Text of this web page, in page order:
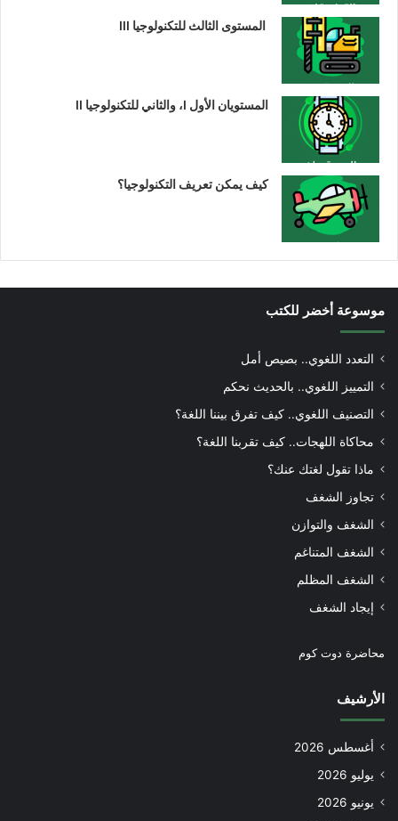
المستوى الثالث للتكنولوجيا III
المستويان الأول I، والثاني للتكنولوجيا II
كيف يمكن تعريف التكنولوجيا؟
موسوعة أخضر للكتب
التعدد اللغوي.. بصيص أمل
التمييز اللغوي.. بالحديث نحكم
التصنيف اللغوي.. كيف تفرق بيننا اللغة؟
محاكاة اللهجات.. كيف تقربنا اللغة؟
ماذا تقول لغتك عنك؟
تجاوز الشغف
الشغف والتوازن
الشغف المتناغم
الشغف المظلم
إيجاد الشغف
محاضرة دوت كوم
الأرشيف
أغسطس 2026
يوليو 2026
يونيو 2026